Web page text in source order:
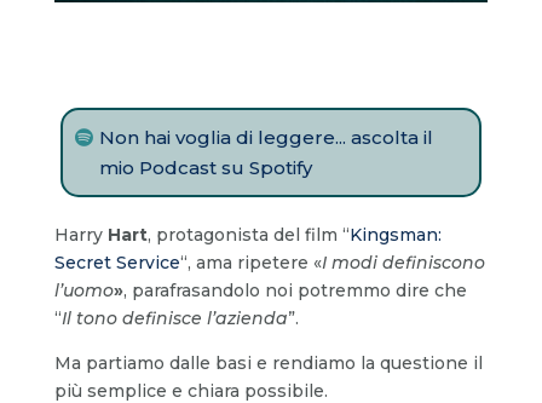
Non hai voglia di leggere... ascolta il
mio Podcast su Spotify
HarryHart, protagonista del film “Kingsman:
Secret Service“, ama ripetere «I modi definiscono
l’uomo», parafrasandolo noi potremmo dire che
“Il tono definisce l’azienda”.
Ma partiamo dalle basi e rendiamo la questione il
più semplice e chiara possibile.